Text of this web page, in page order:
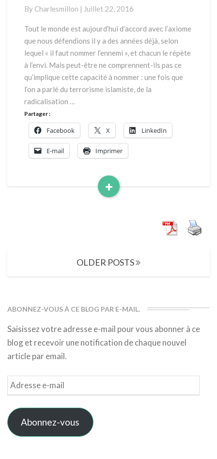
?
By Charlesmillon | Juillet 22, 2016
Tout le monde est aujourd’hui d’accord avec l’axiome
que nous défendions il y a des années déjà, selon
lequel « il faut nommer l’ennemi », et chacun le répète
à l’envi. Mais peut-être ne comprennent-ils pas ce
qu’implique cette capacité à nommer : une fois que
l’on a parlé du terrorisme islamiste, de la
radicalisation …
+
Read
Partager :
Facebook X LinkedIn
E-mail Imprimer
OLDER POSTS
ABONNEZ-VOUS À CE BLOG PAR E-MAIL.
Saisissez votre adresse e-mail pour vous abonner à ce
blog et recevoir une notification de chaque nouvel
article par email.
Adresse
e-
mail
Abonnez-vous